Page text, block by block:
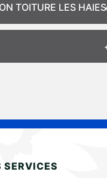
TOITURE LES HAIES
SERVICES